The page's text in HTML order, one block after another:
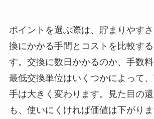
ポイントを選ぶ際は、貯まりやす
換にかかる手間とコストを比較す
す。交換に数日かかるのか、手数料
最低交換単位はいくつかによって
手は大きく変わります。見た目の
も、使いにくければ価値は下がり